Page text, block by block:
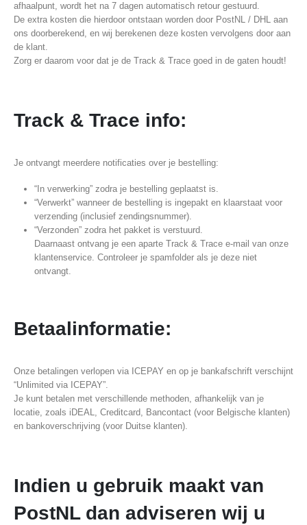
afhaalpunt, wordt het na 7 dagen automatisch retour gestuurd.
De extra kosten die hierdoor ontstaan worden door PostNL / DHL aan
ons doorberekend, en wij berekenen deze kosten vervolgens door aan
de klant.
Zorg er daarom voor dat je de Track & Trace goed in de gaten houdt!
Track & Trace info:
Je ontvangt meerdere notificaties over je bestelling:
“In verwerking” zodra je bestelling geplaatst is.
“Verwerkt” wanneer de bestelling is ingepakt en klaarstaat voor
verzending (inclusief zendingsnummer).
“Verzonden” zodra het pakket is verstuurd.
Daarnaast ontvang je een aparte Track & Trace e-mail van onze
klantenservice. Controleer je spamfolder als je deze niet
ontvangt.
Betaalinformatie:
Onze betalingen verlopen via ICEPAY en op je bankafschrift verschijnt
“Unlimited via ICEPAY”.
Je kunt betalen met verschillende methoden, afhankelijk van je
locatie, zoals iDEAL, Creditcard, Bancontact (voor Belgische klanten)
en bankoverschrijving (voor Duitse klanten).
Indien u gebruik maakt van
PostNL dan adviseren wij u